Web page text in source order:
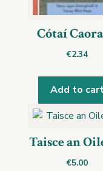
Cótaí
€2.34
Add to
Taisce an
€5.00